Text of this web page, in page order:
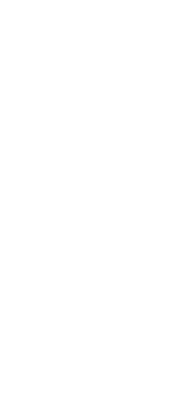
:
sur leur
(ou non)
légale.
à leur